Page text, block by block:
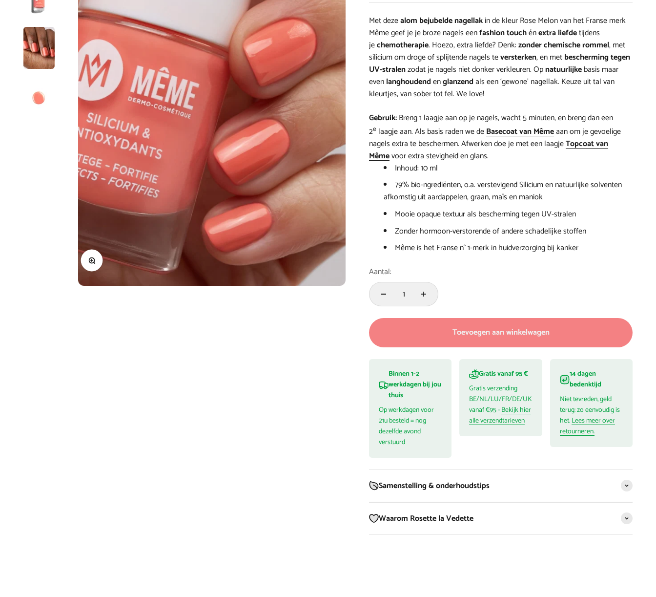
In-/uitzoomen
Met dezealom bejubelde nagellakin de kleurRose Melonvan het Franse merk
Mêmegeef je je broze nagels eenfashion touchénextra liefdetijdens
jechemotherapie. Hoezo, extra liefde? Denk:zonder chemische rommel, met
silicium om droge of splijtende nagels teversterken, en metbeschermingtegen
UV-stralenzodat je nagels niet donker verkleuren. Opnatuurlijkebasis maar
evenlanghoudendenglanzendals een ‘gewone’ nagellak. Keuze uit tal van
kleurtjes, van sober tot fel. We love!
Gebruik:Breng 1 laagje aan op je nagels, wacht 5 minuten, en breng dan een
2e laagje aan. Als basis raden we deBasecoat van Mêmeaan om je gevoelige
nagels extra te beschermen. Afwerken doe je met een laagjeTopcoat van
Mêmevoor extra stevigheid en glans.
Inhoud: 10 ml
79% bio-ngrediënten, o.a. verstevigend Silicium en natuurlijke solventen
afkomstig uit aardappelen, graan, maïs en maniok
Mooie opaque textuur als bescherming tegen UV-stralen
Zonder hormoon-verstorende of andere schadelijke stoffen
Même is het Franse n° 1-merk in huidverzorging bij kanker
Aantal:
Toevoegen aan winkelwagen
Binnen 1-2
werkdagen bij jou
thuis
Op werkdagen voor
21u besteld = nog
dezelfde avond
verstuurd
Gratis vanaf 95 €
Gratis verzending
BE/NL/LU/FR/DE/UK
vanaf €95 -Bekijk hier
alle verzendtarieven
14 dagen
bedenktijd
Niet tevreden, geld
terug: zo eenvoudig is
het.Lees meer over
retourneren.
Samenstelling & onderhoudstips
Waarom Rosette la Vedette